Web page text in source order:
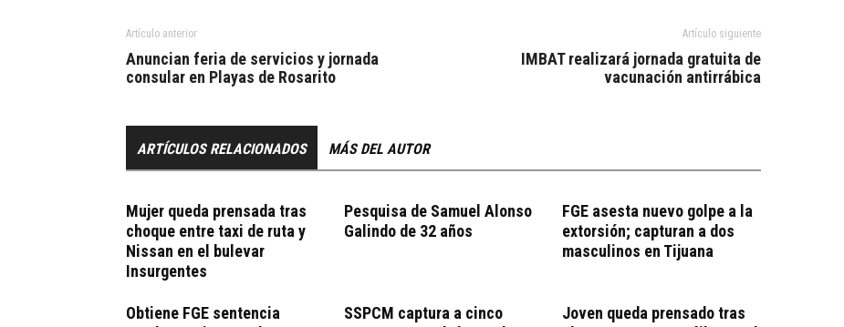
Artículo anterior
Anuncian feria de servicios y jornada
consular en Playas de Rosarito
Artículo siguiente
IMBAT realizará jornada gratuita de
vacunación antirrábica
ARTÍCULOS RELACIONADOS MÁS DEL AUTOR
Mujer queda prensada tras
choque entre taxi de ruta y
Nissan en el bulevar
Insurgentes
Pesquisa de Samuel Alonso
Galindo de 32 años
FGE asesta nuevo golpe a la
extorsión; capturan a dos
masculinos en Tijuana
Obtiene FGE sentencia
SSPCM captura a cinco
Joven queda prensado tras